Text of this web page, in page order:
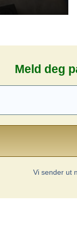
Meld deg
Vi sender ut